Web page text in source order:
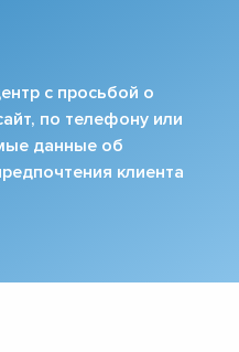
с просьбой о
по телефону или
данные об
клиента